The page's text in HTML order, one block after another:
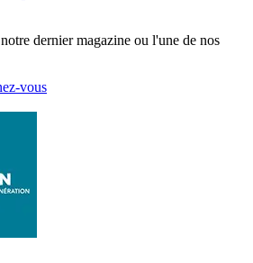
dernier magazine ou l'une de nos
vous